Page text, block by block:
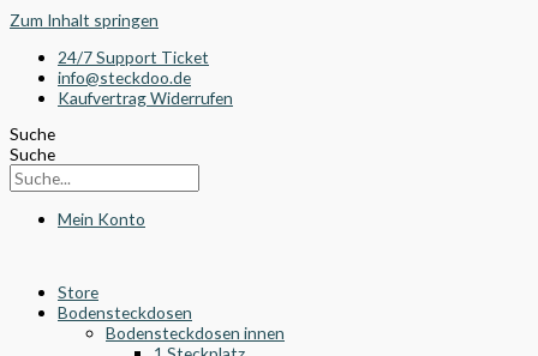
Zum Inhalt springen
24/7 Support Ticket
info@steckdoo.de
Kaufvertrag Widerrufen
Suche
Suche
Mein Konto
Store
Bodensteckdosen
Bodensteckdosen innen